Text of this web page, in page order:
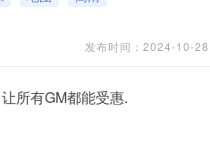
发布时间：2024-10-28
所有GM都能受惠.